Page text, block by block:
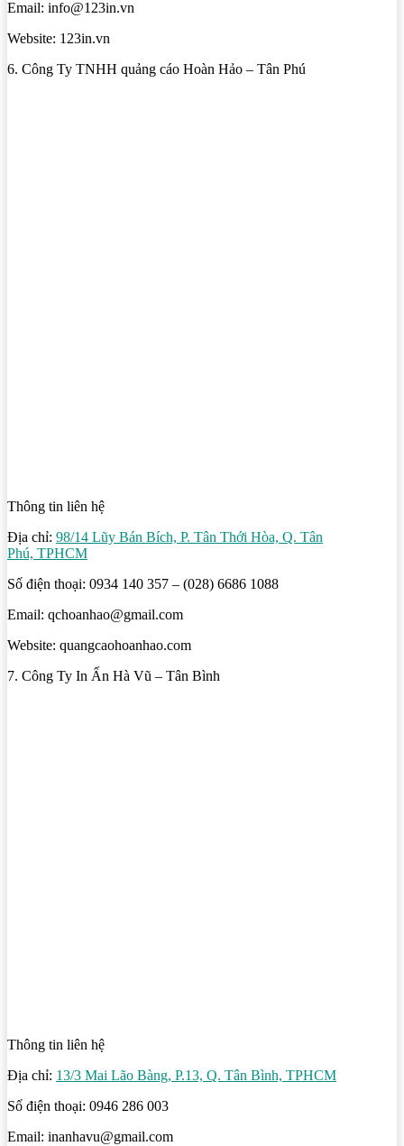
Email: info@123in.vn
Website: 123in.vn
6. Công Ty TNHH quảng cáo Hoàn Hảo – Tân Phú
Thông tin liên hệ
Địa chỉ: 98/14 Lũy Bán Bích, P. Tân Thới Hòa, Q. Tân
Phú, TPHCM
Số điện thoại: 0934 140 357 – (028) 6686 1088
Email: qchoanhao@gmail.com
Website: quangcaohoanhao.com
7. Công Ty In Ấn Hà Vũ – Tân Bình
Thông tin liên hệ
Địa chỉ: 13/3 Mai Lão Bàng, P.13, Q. Tân Bình, TPHCM
Số điện thoại: 0946 286 003
Email: inanhavu@gmail.com